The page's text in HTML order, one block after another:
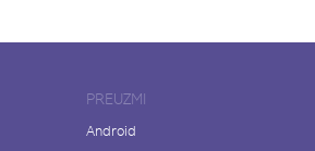
PREUZMI
Android